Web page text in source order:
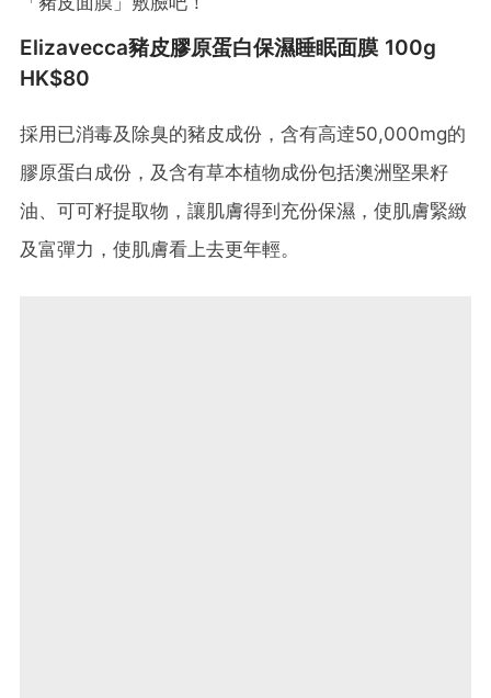
Elizavecca豬皮膠原蛋白保濕睡眠面膜 100g
HK$80
採用已消毒及除臭的豬皮成份，含有高逹50,000mg的
膠原蛋白成份，及含有草本植物成份包括澳洲堅果籽
油、可可籽提取物，讓肌膚得到充份保濕，使肌膚緊緻
及富彈力，使肌膚看上去更年輕。